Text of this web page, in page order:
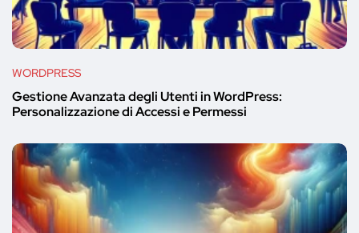
WORDPRESS
Gestione Avanzata degli Utenti in WordPress:
Personalizzazione di Accessi e Permessi